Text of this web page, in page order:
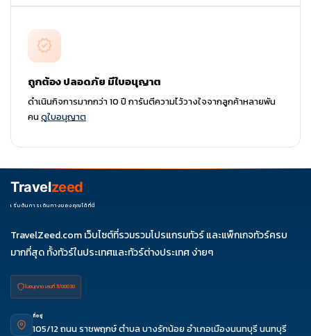
verified
ถูกต้อง ปลอดภัย มีใบอนุญาต
ดำเนินกิจการมากกว่า 10 ปี การันตีความไว้วางใจจากลูกค้าหลายพัน
คนดูใบอนุญาต
Travelzeed
เริ่มต้นการเดินทางของคุณได้ที่นี่
TravelZeed.com เว็บไซต์ที่รวมรวมโปรแกรมทัวร์ และแพ็กเกจทัวร์ครบ
มากที่สุด ทั้งทัวร์ในประเทศและทัวร์ต่างประเทศ ง่ายๆ
ใบอนุญาต เลขที่ 11/08038
ที่อยู่
105/12 ถนน ราชพฤกษ์ ตำบล บางรักน้อย อำเภอเมืองนนทบุรี นนทบุรี